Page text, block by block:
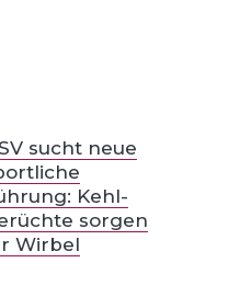
sucht neue
Kehl-
sorgen
Wirbel